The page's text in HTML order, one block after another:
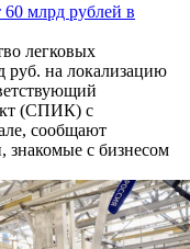
60 млрд рублей в
легковых
на локализацию
(СПИК) с
сообщают
знакомые с бизнесом